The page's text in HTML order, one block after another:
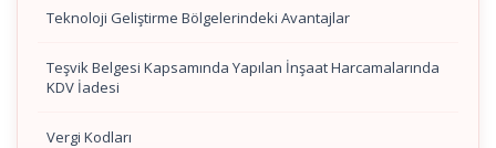
Teknoloji Geliştirme Bölgelerindeki Avantajlar
Teşvik Belgesi Kapsamında Yapılan İnşaat Harcamalarında
KDV İadesi
Vergi Kodları